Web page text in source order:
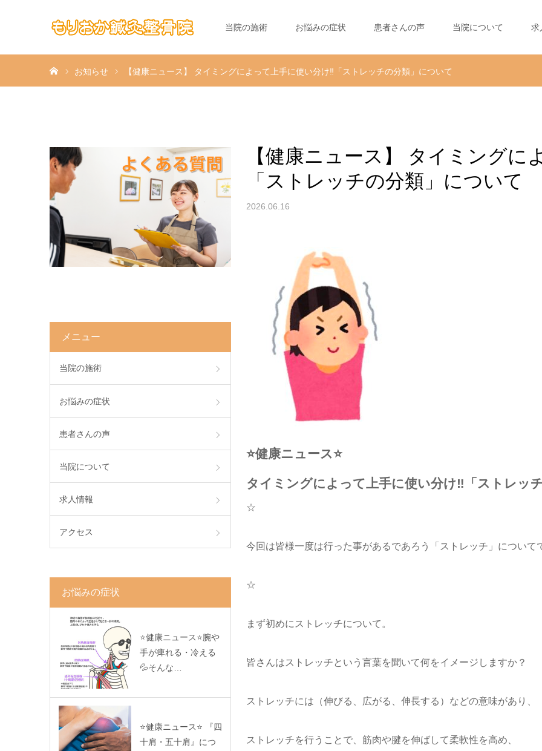
当院の施術 お悩みの症状 患者さんの声 当院について 求
お知らせ 【健康ニュース】 タイミングによって上手に使い分け‼️「ストレッチの分類」について
【健康ニュース】 タイミングに
「ストレッチの分類」について
2026.06.16
⭐️健康ニュース⭐️
タイミングによって上手に使い分け‼️「ストレッ
☆
今回は皆様一度は行った事があるであろう「ストレッチ」について
☆
まず初めにストレッチについて。
皆さんはストレッチという言葉を聞いて何をイメージしますか？
ストレッチには（伸びる、広がる、伸長する）などの意味があり、
ストレッチを行うことで、筋肉や腱を伸ばして柔軟性を高め、
メニュー
当院の施術
お悩みの症状
患者さんの声
当院について
求人情報
アクセス
お悩みの症状
⭐️健康ニュース⭐️腕や
手が痺れる・冷える
💦そんな…
⭐️健康ニュース⭐️ 『四
十肩・五十肩』につ